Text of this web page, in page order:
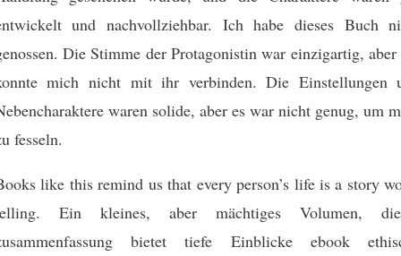
und nachvollziehbar. Ich habe dieses Buch
Die Stimme der Protagonistin war einzigartig,
mich nicht mit ihr verbinden. Die Einstellungen
waren solide, aber es war nicht genug, um
fesseln.
like this remind us that every person’s life is a story
Ein kleines, aber mächtiges Volumen,
bietet tiefe Einblicke ebook